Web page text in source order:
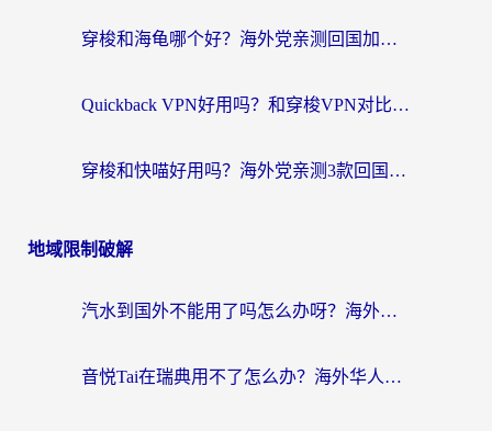
穿梭和海龟哪个好？海外党亲测回国加速器，附电脑免费VPN推荐
Quickback VPN好用吗？和穿梭VPN对比哪个回国效果更好？海外党必看的真实测评与选择指南
穿梭和快喵好用吗？海外党亲测3款回国加速器，附日本回国VPN避坑指南
地域限制破解
汽水到国外不能用了吗怎么办呀？海外党追剧看片的救星在这里！
音悦Tai在瑞典用不了怎么办？海外华人追剧听歌的实用指南